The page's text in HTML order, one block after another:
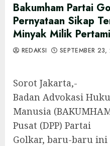
Bakumham Partai
Pernyataan Sikap
Minyak Milik
REDAKSI SEPTEMBER
Sorot Jakarta,-
Badan Advokasi
Manusia
Pusat (DPP) Partai
Golkar, baru-baru